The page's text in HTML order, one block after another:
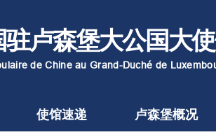
卢森堡大公国大
de Chine au Grand-Duché de
使馆速递 卢森堡概况